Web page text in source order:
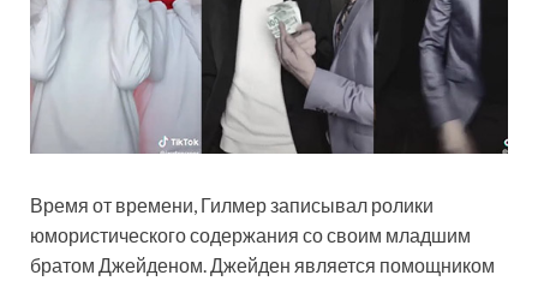
Время от времени, Гилмер записывал ролики
юмористического содержания со своим младшим
братом Джейденом. Джейден является помощником